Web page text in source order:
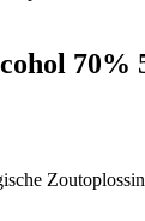
70%